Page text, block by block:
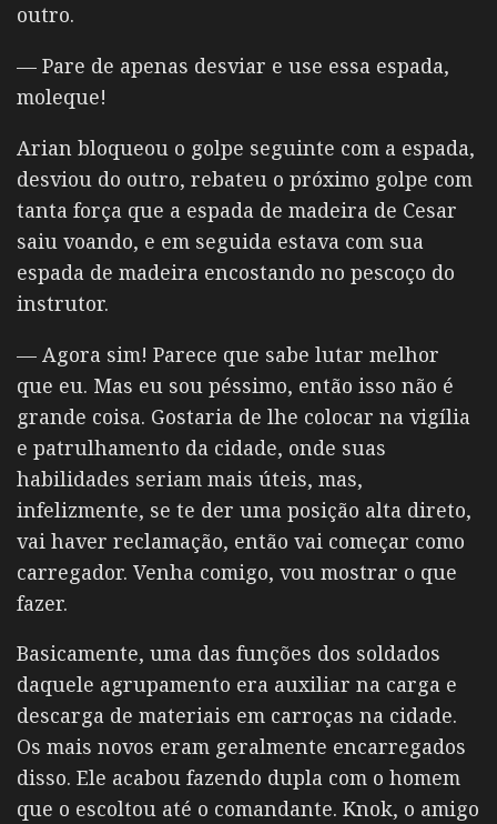
outro.
— Pare de apenas desviar e use essa espada,
moleque!
Arian bloqueou o golpe seguinte com a espada,
desviou do outro, rebateu o próximo golpe com
tanta força que a espada de madeira de Cesar
saiu voando, e em seguida estava com sua
espada de madeira encostando no pescoço do
instrutor.
— Agora sim! Parece que sabe lutar melhor
que eu. Mas eu sou péssimo, então isso não é
grande coisa. Gostaria de lhe colocar na vigília
e patrulhamento da cidade, onde suas
habilidades seriam mais úteis, mas,
infelizmente, se te der uma posição alta direto,
vai haver reclamação, então vai começar como
carregador. Venha comigo, vou mostrar o que
fazer.
Basicamente, uma das funções dos soldados
daquele agrupamento era auxiliar na carga e
descarga de materiais em carroças na cidade.
Os mais novos eram geralmente encarregados
disso. Ele acabou fazendo dupla com o homem
que o escoltou até o comandante. Knok, o amigo